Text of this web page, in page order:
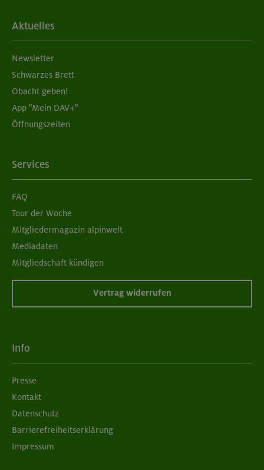
Aktuelles
Newsletter
Schwarzes Brett
Obacht geben!
App "Mein DAV+"
Öffnungszeiten
Services
FAQ
Tour der Woche
Mitgliedermagazin alpinwelt
Mediadaten
Mitgliedschaft kündigen
Vertrag widerrufen
Info
Presse
Kontakt
Datenschutz
Barrierefreiheitserklärung
Impressum